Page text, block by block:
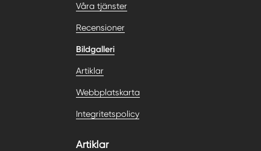
Våra tjänster
Recensioner
Bildgalleri
Artiklar
Webbplatskarta
Integritetspolicy
Artiklar